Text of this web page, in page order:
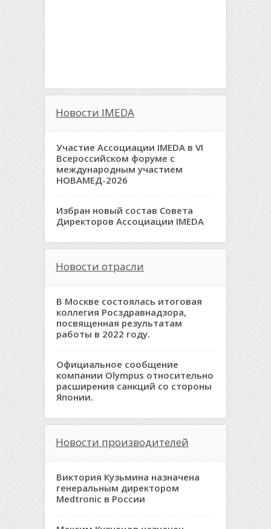
Новости IMEDA
Участие Ассоциации IMEDA в VI
Всероссийском форуме с
международным участием
НОВАМЕД-2026
Избран новый состав Совета
Директоров Ассоциации IMEDA
Новости отрасли
В Москве состоялась итоговая
коллегия Росздравнадзора,
посвященная результатам
работы в 2022 году.
Официальное сообщение
компании Olympus относительно
расширения санкций со стороны
Японии.
Новости производителей
Виктория Кузьмина назначена
генеральным директором
Medtronic в России